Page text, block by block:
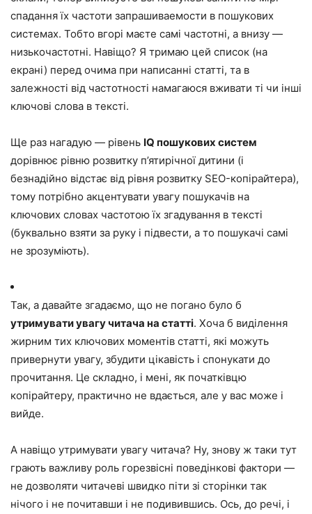
спадання їх частоти запрашиваемости в пошукових
системах. Тобто вгорі маєте самі частотні, а внизу —
низькочастотні. Навіщо? Я тримаю цей список (на
екрані) перед очима при написанні статті, та в
залежності від частотності намагаюся вживати ті чи інші
ключові слова в тексті.
Ще раз нагадую — рівень IQ пошукових систем
дорівнює рівню розвитку п’ятирічної дитини (і
безнадійно відстає від рівня розвитку SEO-копірайтера),
тому потрібно акцентувати увагу пошукачів на
ключових словах частотою їх згадування в тексті
(буквально взяти за руку і підвести, а то пошукачі самі
не зрозуміють).
Так, а давайте згадаємо, що не погано було б
утримувати увагу читача на статті. Хоча б виділення
жирним тих ключових моментів статті, які можуть
привернути увагу, збудити цікавість і спонукати до
прочитання. Це складно, і мені, як початківцю
копірайтеру, практично не вдається, але у вас може і
вийде.
А навіщо утримувати увагу читача? Ну, знову ж таки тут
грають важливу роль горезвісні поведінкові фактори —
не дозволяти читачеві швидко піти зі сторінки так
нічого і не почитавши і не подивившись. Ось, до речі, і